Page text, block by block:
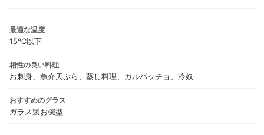
最適な温度
15℃以下
相性の良い料理
お刺身、魚介天ぷら、蒸し料理、カルパッチョ、冷奴
おすすめのグラス
ガラス製お椀型